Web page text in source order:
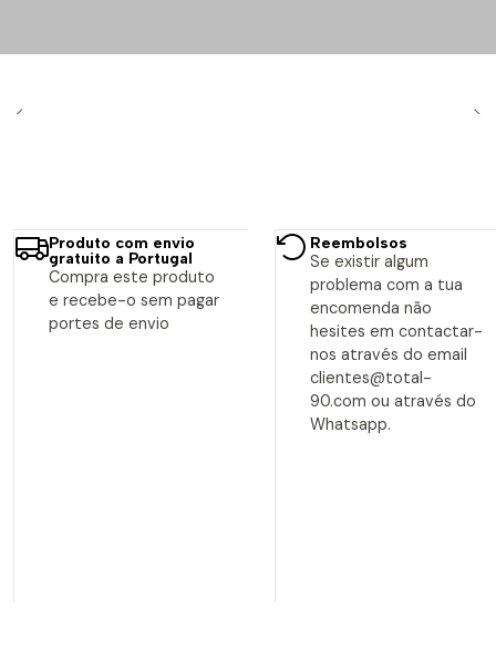
Produto com envio
gratuito a Portugal
Compra este produto
e recebe-o sem pagar
portes de envio
Reembolsos
Se existir algum
problema com a tua
encomenda não
hesites em contactar-
nos através do email
clientes@total-
90.com ou através do
Whatsapp.